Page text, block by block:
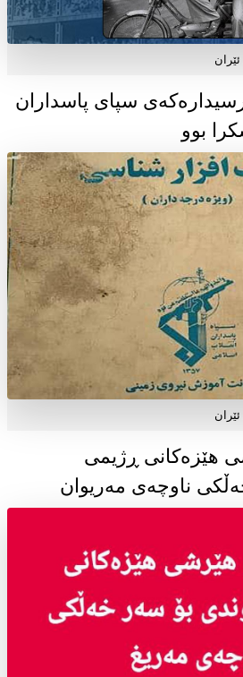
سپای پاسداران
بوو
هێزەکانی ڕژیمی
ناوچەی مەریوان